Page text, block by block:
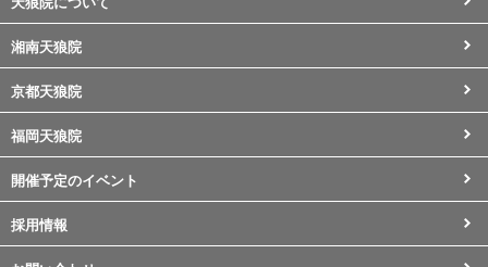
湘南天狼院
京都天狼院
福岡天狼院
開催予定のイベント
採用情報